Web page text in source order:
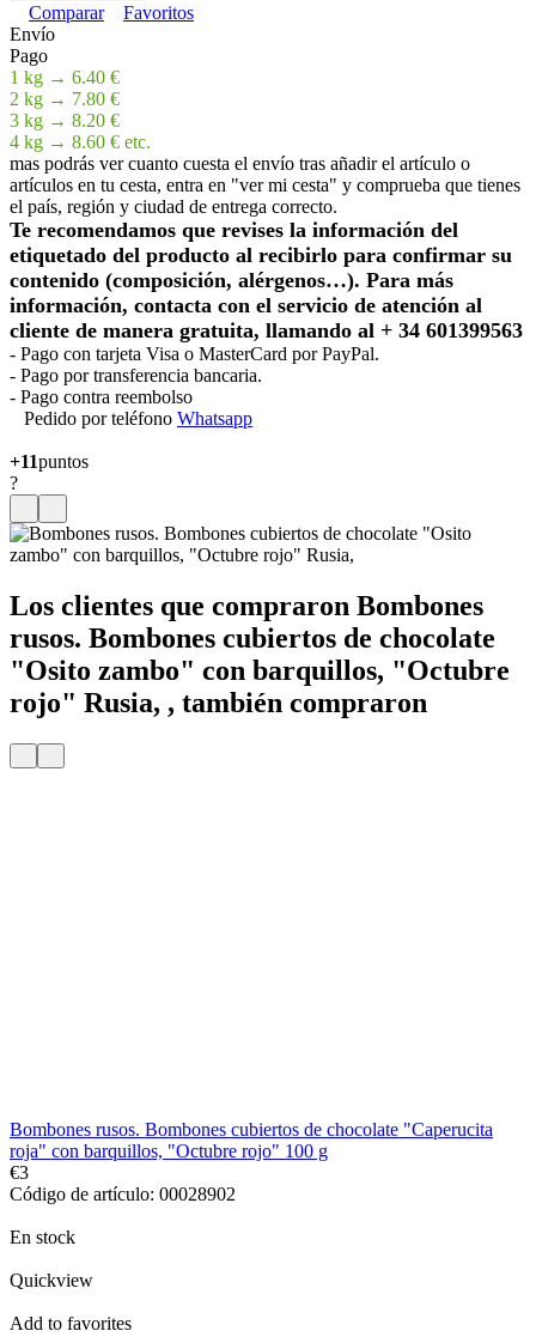
Comparar
Favoritos
Envío
Pago
1 kg → 6.40 €
2 kg → 7.80 €
3 kg → 8.20 €
4 kg → 8.60 € etc.
mas podrás ver cuanto cuesta el envío tras añadir el artículo o
artículos en tu cesta, entra en "ver mi cesta" y comprueba que tienes
el país, región y ciudad de entrega correcto.
Te recomendamos que revises la información del
etiquetado del producto al recibirlo para confirmar su
contenido (composición, alérgenos…). Para más
información, contacta con el servicio de atención al
cliente de manera gratuita, llamando al + 34 601399563
- Pago con tarjeta Visa o MasterCard por PayPal.
- Pago por transferencia bancaria.
- Pago contra reembolso
Pedido por teléfono Whatsapp
+11puntos
?
Los clientes que compraron Bombones
rusos. Bombones cubiertos de chocolate
"Оsito zambo" con barquillos, "Оctubre
rojo" Rusia, , también compraron
Bombones rusos. Bombones cubiertos de chocolate "Caperucita
roja" con barquillos, "Оctubre rojo" 100 g
€3
Código de artículo: 00028902
En stock
Quickview
Add to favorites